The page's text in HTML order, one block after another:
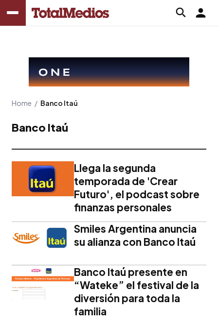
Home / Banco Itaú
Banco Itaú
Llega la segunda
temporada de 'Crear
Futuro', el podcast sobre
finanzas personales
Smiles Argentina anuncia
su alianza con Banco Itaú
Banco Itaú presente en
“Wateke” el festival de la
diversión para toda la
familia